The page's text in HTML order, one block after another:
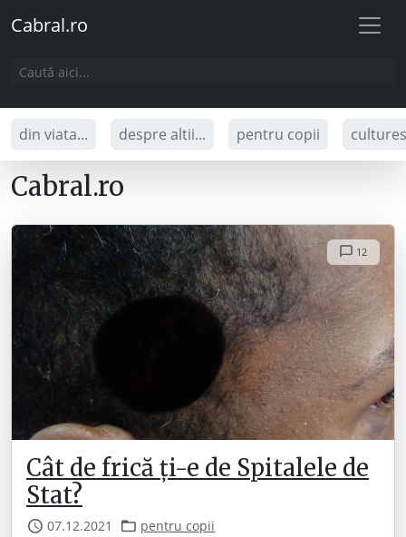
Cabral.ro
din viata... despre altii... pentru copii
Cabral.ro
12
Cât de frică ți-e de Spitalele de
Stat?
07.12.2021 pentru copii